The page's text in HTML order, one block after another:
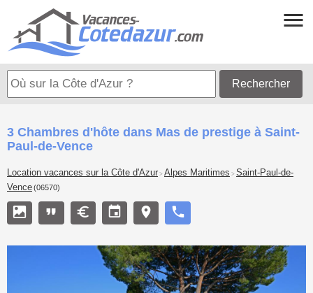
Rechercher
3 Chambres d'hôte dans Mas de prestige à Saint-
Paul-de-Vence
Location vacances sur la Côte d'Azur > Alpes Maritimes > Saint-Paul-de-
Vence(06570)